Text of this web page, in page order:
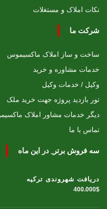
نکات املاک و مستغلات
شرکت ما
ساخت و ساز املاک ماکسیموس
خدمات مشاوره و خرید
وکیل / خدمات وکیل
تور بازدید پروژه جهت خرید ملک
دیگر خدمات مشاور املاک
تماس با ما
سه فروش برتر ِ در این ماه
دریافت شهروندی ترکیه
400.000$